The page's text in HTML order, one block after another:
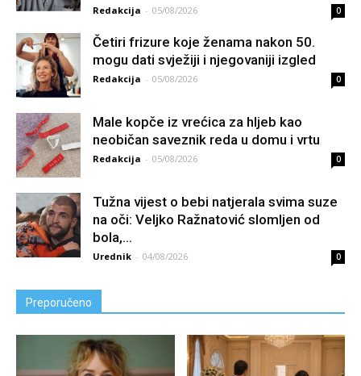
Redakcija - 05/08/2026 0
Četiri frizure koje ženama nakon 50.
mogu dati svježiji i njegovaniji izgled
Redakcija - 05/08/2026 0
Male kopče iz vrećica za hljeb kao
neobičan saveznik reda u domu i vrtu
Redakcija - 05/08/2026 0
Tužna vijest o bebi natjerala svima suze
na oči: Veljko Ražnatović slomljen od
boIa,...
Urednik - 04/08/2026 0
Preporučeno